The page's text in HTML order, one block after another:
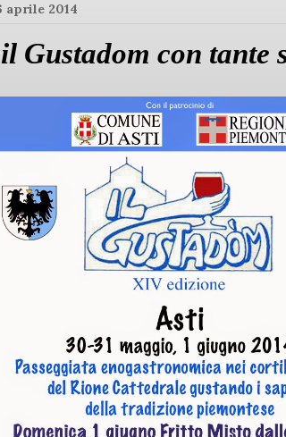
aprile 2014
Gustadom con tante